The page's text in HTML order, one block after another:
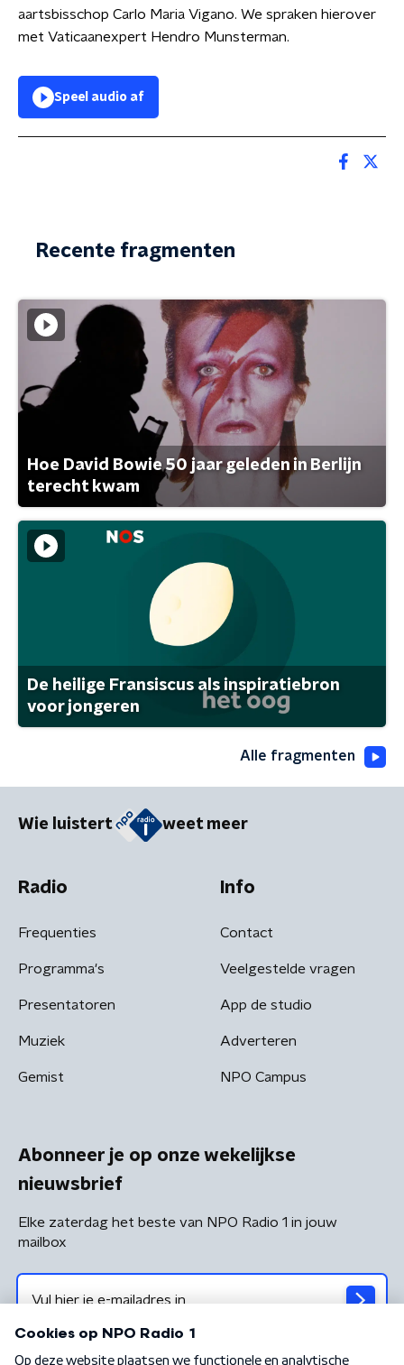
aartsbisschop Carlo Maria Vigano. We spraken hierover
met Vaticaanexpert Hendro Munsterman.
Speel audio af
Recente fragmenten
Hoe David Bowie 50 jaar geleden in Berlijn
terecht kwam
De heilige Fransiscus als inspiratiebron
voor jongeren
Alle fragmenten
Wie luistert weet meer
Radio
Frequenties
Programma's
Presentatoren
Muziek
Gemist
Info
Contact
Veelgestelde vragen
App de studio
Adverteren
NPO Campus
Abonneer je op onze wekelijkse
nieuwsbrief
Elke zaterdag het beste van NPO Radio 1 in jouw
mailbox